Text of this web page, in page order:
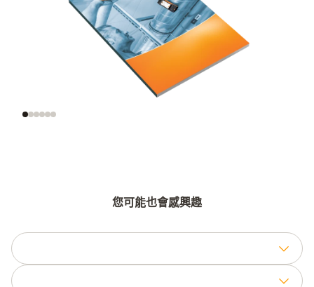
正確地測量風速
您可能也會感興趣